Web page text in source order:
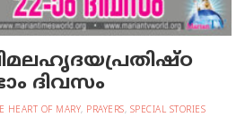
ദിവസം
HEART OF MARY, PRAYERS, SPECIAL STORIES